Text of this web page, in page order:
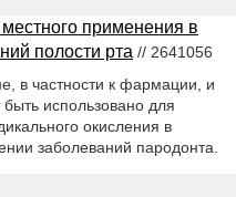
применения в
полости рта // 2641056
в частности к фармации, и
использовано для
окисления в
заболеваний пародонта.